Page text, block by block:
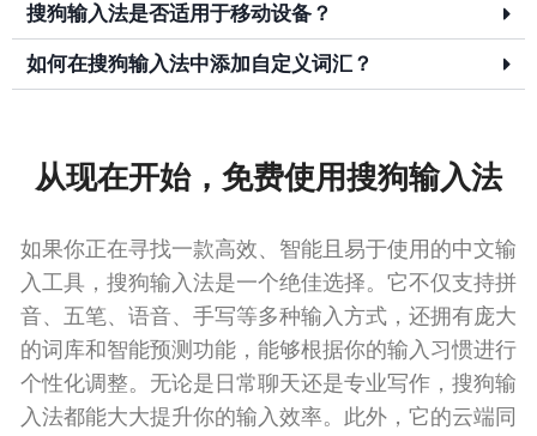
搜狗输入法是否适用于移动设备？
如何在搜狗输入法中添加自定义词汇？
从现在开始，免费使用搜狗输入法
如果你正在寻找一款高效、智能且易于使用的中文输
入工具，搜狗输入法是一个绝佳选择。它不仅支持拼
音、五笔、语音、手写等多种输入方式，还拥有庞大
的词库和智能预测功能，能够根据你的输入习惯进行
个性化调整。无论是日常聊天还是专业写作，搜狗输
入法都能大大提升你的输入效率。此外，它的云端同